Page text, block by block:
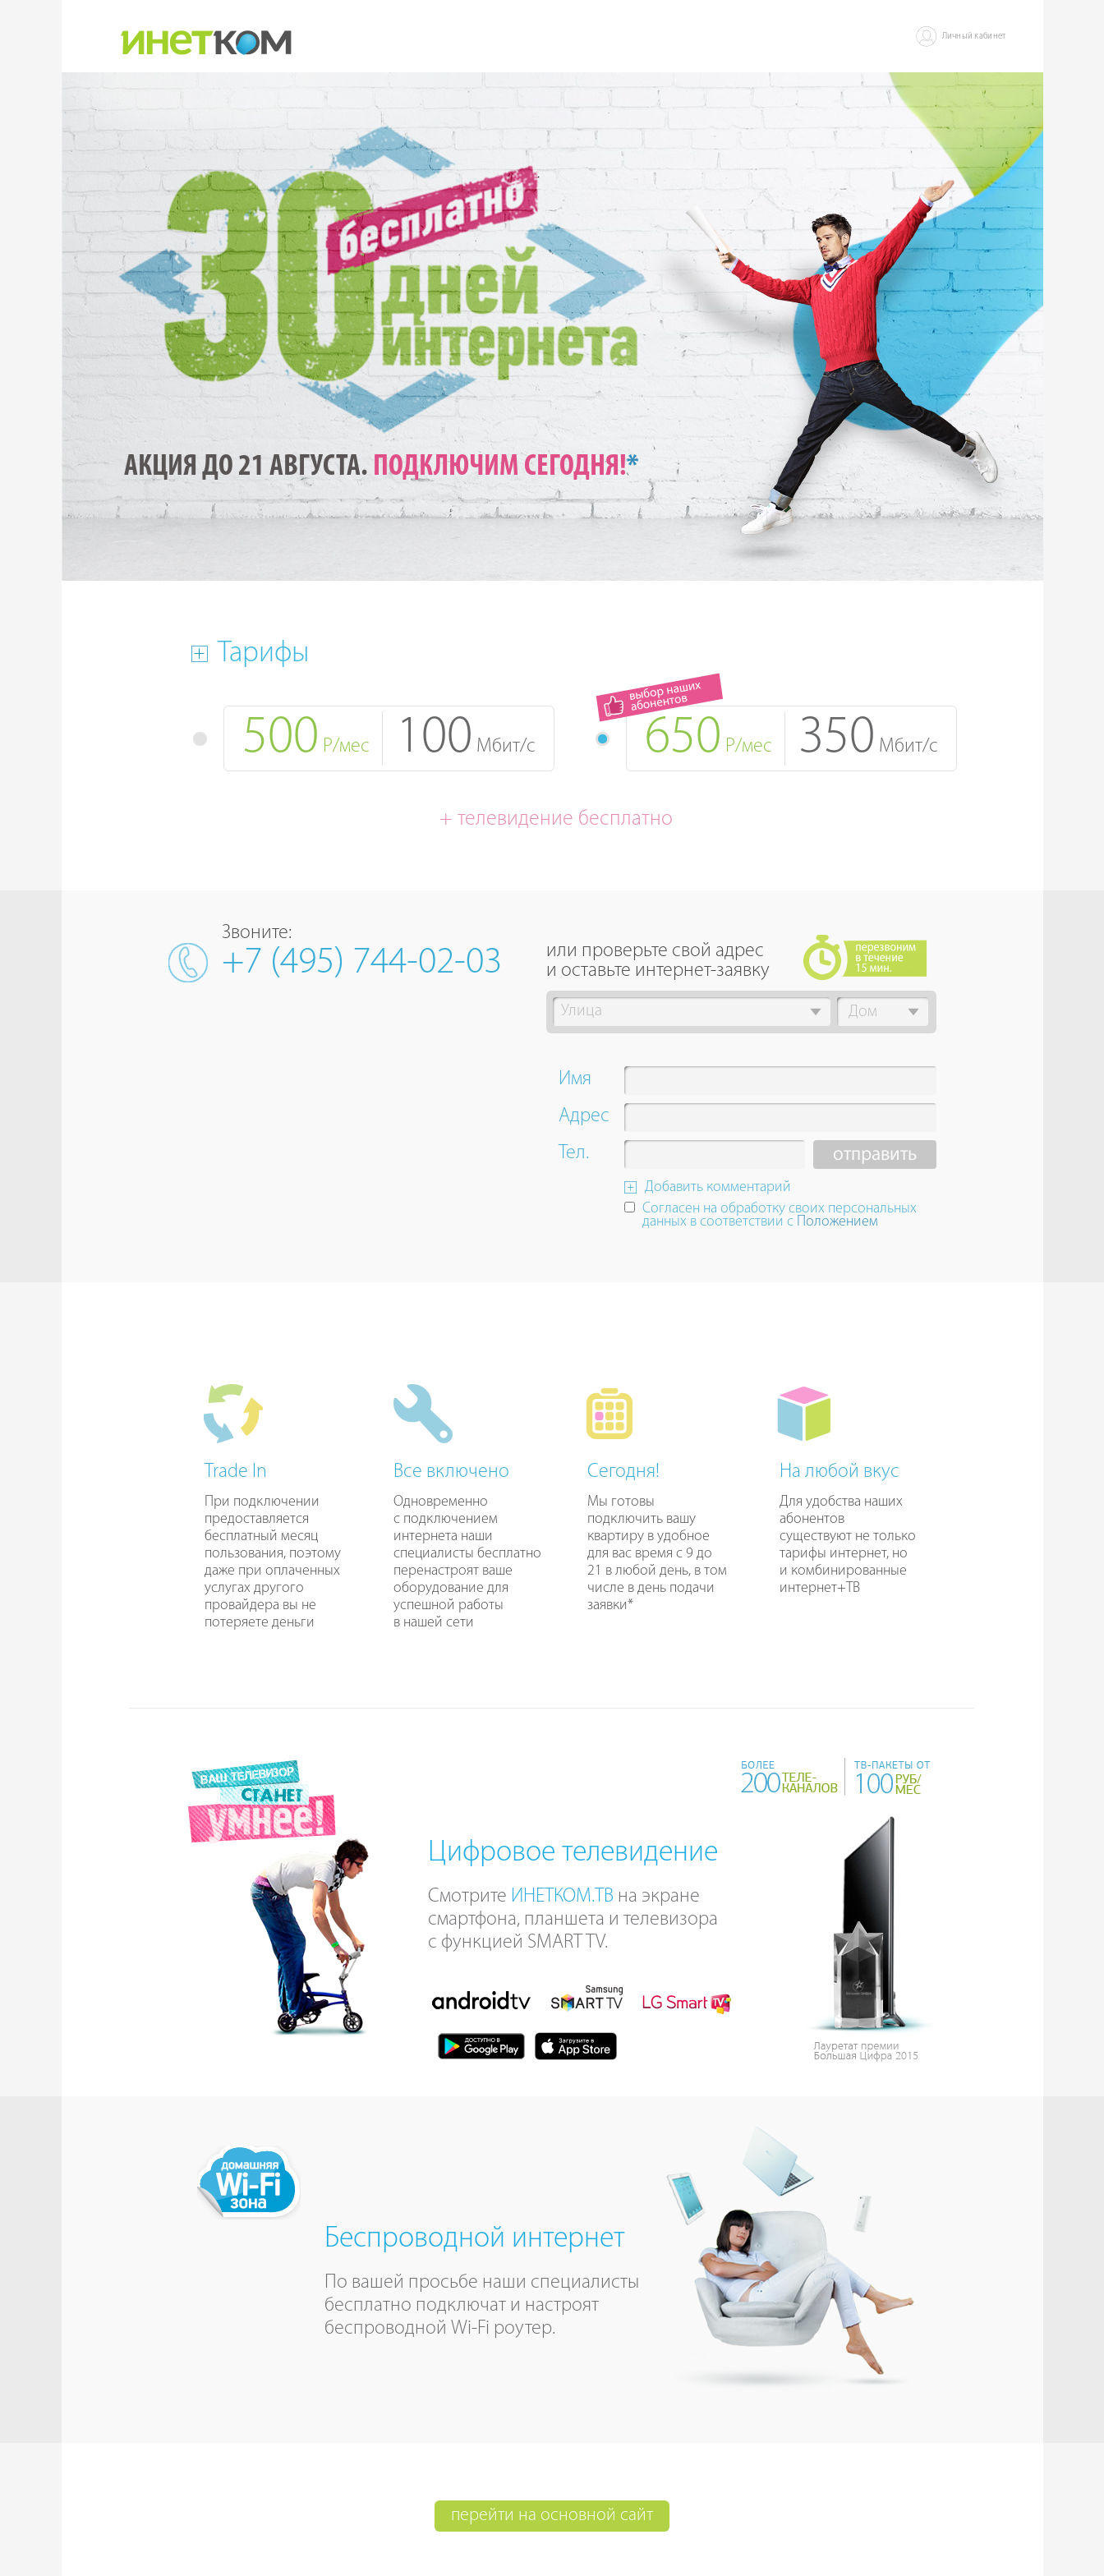
Личный кабинет
АКЦИЯ ДО 21 АВГУСТА. ПОДКЛЮЧИМ СЕГОДНЯ!*
Тарифы
500 Р/мес 100 Мбит/с 650 Р/мес 350 Мбит/с
+ телевидение бесплатно
или проверьте свой адрес
и оставьте интернет-заявку
Имя
Адрес
Тел.
Добавить комментарий
Согласен на обработку своих персональных
данных в соответствии с Положением
Звоните:
+7 (495) 744-02-03
Trade In
При подключении
предоставляется
бесплатный месяц
пользования, поэтому
даже при оплаченных
услугах другого
провайдера вы не
потеряете деньги
Все включено
Одновременно
с подключением
интернета наши
специалисты бесплатно
перенастроят ваше
оборудование для
успешной работы
в нашей сети
Сегодня!
Мы готовы
подключить вашу
квартиру в удобное
для вас время с 9 до
21 в любой день, в том
числе в день подачи
заявки*
На любой вкус
Для удобства наших
абонентов
существуют не только
тарифы интернет, но
и комбинированные
интернет+ТВ
Цифровое телевидение
Смотрите ИНЕТКОМ.ТВ на экране
смартфона, планшета и телевизора
с функцией SMART TV.
Беспроводной интернет
По вашей просьбе наши специалисты
бесплатно подключат и настроят
беспроводной Wi-Fi роутер.
перейти на основной сайт